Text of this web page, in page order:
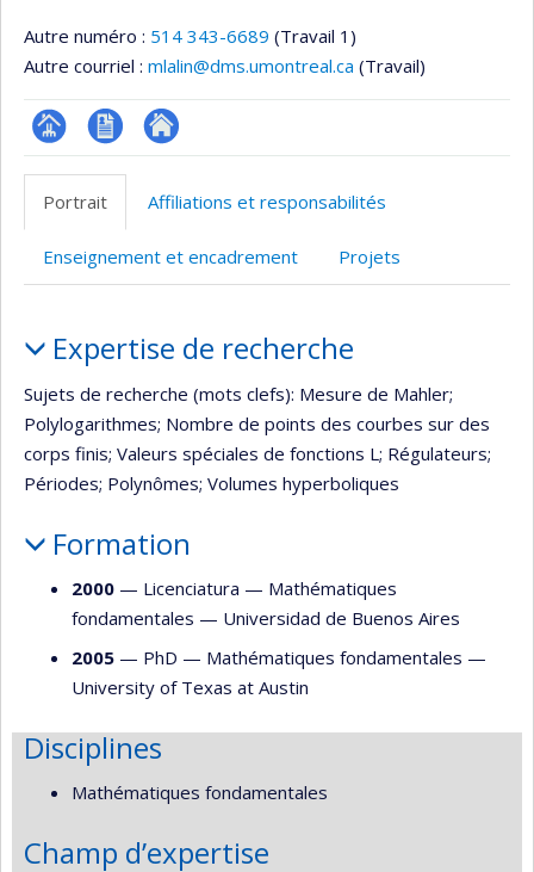
Autre numéro : 514 343-6689 (Travail 1)
Autre courriel : mlalin@dms.umontreal.ca (Travail)
Page CV
Autre
site
Portrait Affiliations et responsabilités
Enseignement et encadrement Projets
Expertise de recherche
Sujets de recherche (mots clefs): Mesure de Mahler;
Polylogarithmes; Nombre de points des courbes sur des
corps finis; Valeurs spéciales de fonctions L; Régulateurs;
Périodes; Polynômes; Volumes hyperboliques
Formation
2000 — Licenciatura — Mathématiques
fondamentales — Universidad de Buenos Aires
2005 — PhD — Mathématiques fondamentales —
University of Texas at Austin
Disciplines
Mathématiques fondamentales
Champ d’expertise